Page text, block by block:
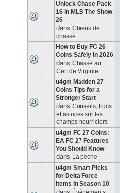
Unlock Chase Pack
16 in MLB The Show
26
dans Chiens de
chasse
How to Buy FC 26
Coins Safely in 2026
dans Chasse au
Cerf de Virginie
u4gm Madden 27
Coins Tips for a
Stronger Start
dans Conseils, trucs
et astuces sur les
champs nourriciers
u4gm FC 27 Coins:
EA FC 27 Features
You Should Know
dans La pêche
u4gm Smart Picks
for Delta Force
Items in Season 10